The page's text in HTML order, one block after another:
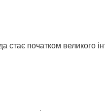
стає початком великого